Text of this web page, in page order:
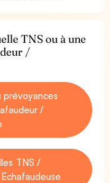
TNS ou à une
/
prévoyances
/
TNS /